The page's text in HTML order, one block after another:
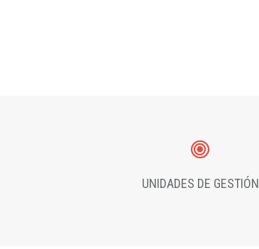
UNIDADES DE GESTIÓN